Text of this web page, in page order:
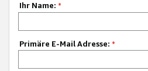
Ihr Name: *
Primäre E-Mail Adresse: *